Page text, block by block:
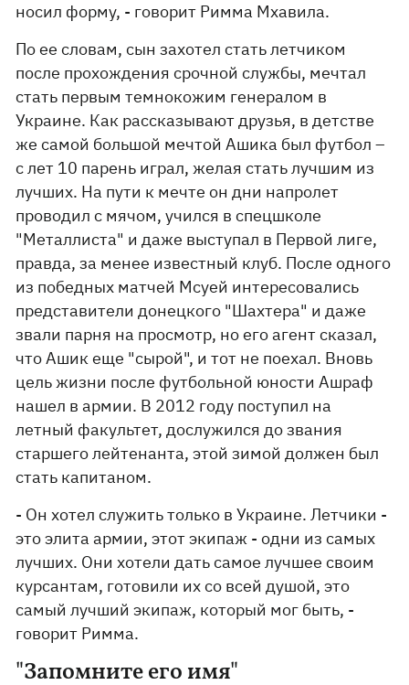
носил форму, - говорит Римма Мхавила.
По ее словам, сын захотел стать летчиком
после прохождения срочной службы, мечтал
стать первым темнокожим генералом в
Украине. Как рассказывают друзья, в детстве
же самой большой мечтой Ашика был футбол –
с лет 10 парень играл, желая стать лучшим из
лучших. На пути к мечте он дни напролет
проводил с мячом, учился в спецшколе
"Металлиста" и даже выступал в Первой лиге,
правда, за менее известный клуб. После одного
из победных матчей Мсуей интересовались
представители донецкого "Шахтера" и даже
звали парня на просмотр, но его агент сказал,
что Ашик еще "сырой", и тот не поехал. Вновь
цель жизни после футбольной юности Ашраф
нашел в армии. В 2012 году поступил на
летный факультет, дослужился до звания
старшего лейтенанта, этой зимой должен был
стать капитаном.
- Он хотел служить только в Украине. Летчики -
это элита армии, этот экипаж - одни из самых
лучших. Они хотели дать самое лучшее своим
курсантам, готовили их со всей душой, это
самый лучший экипаж, который мог быть, -
говорит Римма.
"Запомните его имя"